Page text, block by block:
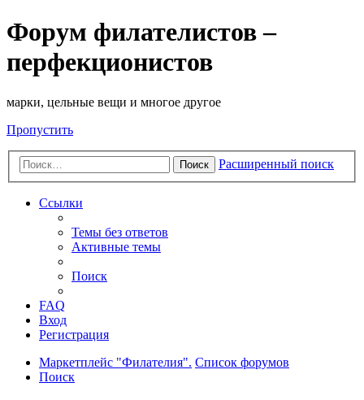
Форум филателистов –
перфекционистов
марки, цельные вещи и многое другое
Пропустить
Поиск Расширенный поиск
Ссылки
Темы без ответов
Активные темы
Поиск
FAQ
Вход
Регистрация
Маркетплейс "Филателия". Список форумов
Поиск